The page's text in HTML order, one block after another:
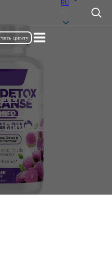
RU
цитату
,Добавки для
самочувствия
Пищевые добавки
для детоксикации печени